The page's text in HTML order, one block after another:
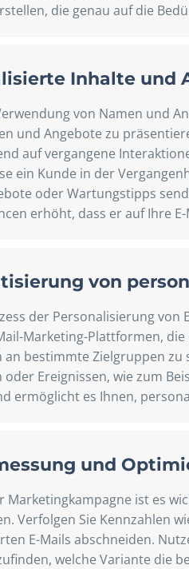
die genau auf die
Inhalte und
von Namen und
und Angebote zu
auf vergangene
ein Kunde in der
oder Wartungstipps
erhöht, dass er auf Ihre
von
der Personalisierung von
Marketing-Plattformen,
bestimmte Zielgruppen zu
oder Ereignissen, wie zum
ermöglicht es Ihnen,
und
Marketingkampagne ist es
Verfolgen Sie Kennzahlen
E-Mails abschneiden.
welche Variante die